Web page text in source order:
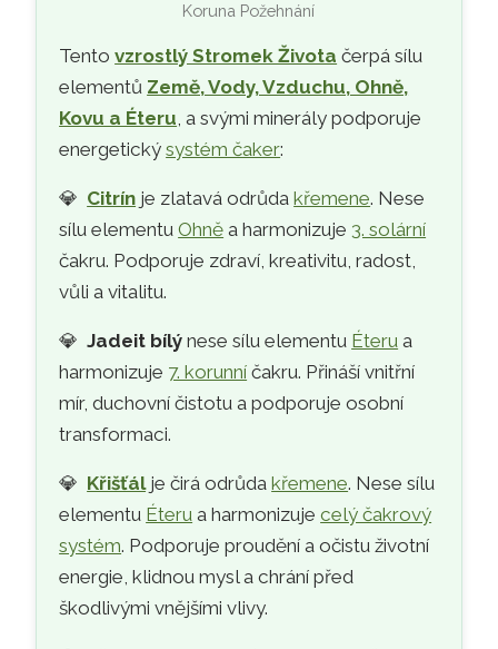
Koruna Požehnání
Tentovzrostlý Stromek Života čerpá sílu
elementů Země, Vody, Vzduchu, Ohně,
Kovu a Éteru, a svými minerály podporuje
energetickýsystém čaker:
💎 Citrín je zlatavá odrůdakřemene. Nese
sílu elementuOhně a harmonizuje 3. solární
čakru. Podporuje zdraví, kreativitu, radost,
vůli a vitalitu.
💎Jadeit bílý nese sílu elementu Éteru a
harmonizuje 7. korunní čakru. Přináší vnitřní
mír, duchovní čistotu a podporuje osobní
transformaci.
💎 Křišťálje čirá odrůdakřemene. Nese sílu
elementu Éteru a harmonizujecelý čakrový
systém. Podporuje proudění a očistu životní
energie, klidnou mysl a chrání před
škodlivými vnějšími vlivy.